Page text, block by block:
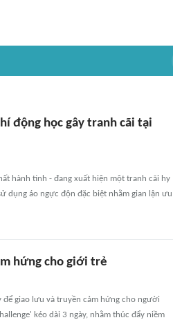
động học gây tranh cãi tại
hành tinh - đang xuất hiện một tranh cãi hy
dụng áo ngực độn đặc biệt nhằm gian lận ưu
hứng cho giới trẻ
để giao lưu và truyền cảm hứng cho người
kéo dài 3 ngày, nhằm thúc đẩy niềm